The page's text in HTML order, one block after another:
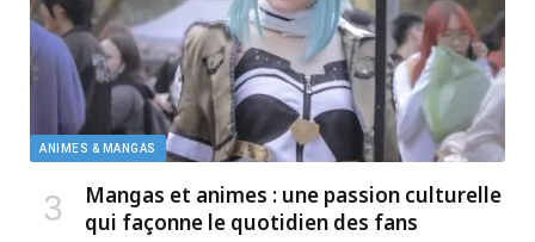
ANIMES & MANGAS
Mangas et animes : une passion culturelle
qui façonne le quotidien des fans